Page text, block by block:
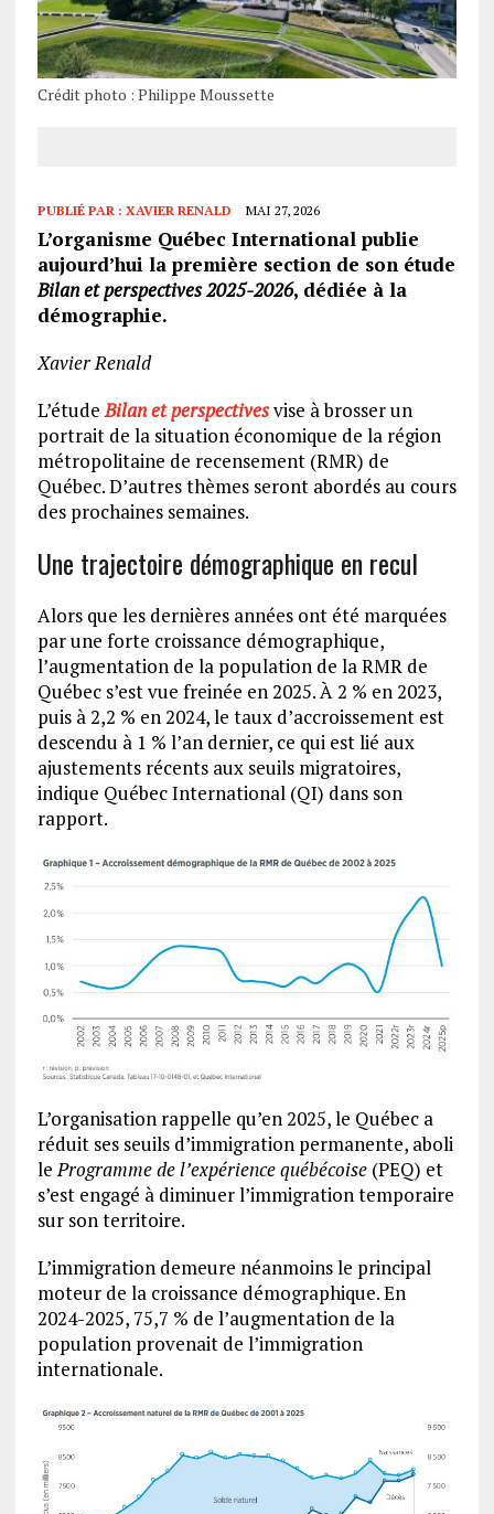
Crédit photo : Philippe Moussette
PUBLIÉ PAR : XAVIER RENALD MAI 27, 2026
L’organisme Québec International publie
aujourd’hui la première section de son étude
Bilan et perspectives 2025-2026, dédiée à la
démographie.
Xavier Renald
L’étudeBilan et perspectivesvise à brosser un
portrait de la situation économique de la région
métropolitaine de recensement (RMR) de
Québec. D’autres thèmes seront abordés au cours
des prochaines semaines.
Une trajectoire démographique en recul
Alors que les dernières années ont été marquées
par une forte croissance démographique,
l’augmentation de la population de la RMR de
Québec s’est vue freinée en 2025. À 2 % en 2023,
puis à 2,2 % en 2024, le taux d’accroissement est
descendu à 1 % l’an dernier, ce qui est lié aux
ajustements récents aux seuils migratoires,
indique Québec International (QI) dans son
rapport.
L’organisation rappelle qu’en 2025, le Québec a
réduit ses seuils d’immigration permanente, aboli
leProgramme de l’expérience québécoise(PEQ) et
s’est engagé à diminuer l’immigration temporaire
sur son territoire.
L’immigration demeure néanmoins le principal
moteur de la croissance démographique. En
2024-2025, 75,7 % de l’augmentation de la
population provenait de l’immigration
internationale.